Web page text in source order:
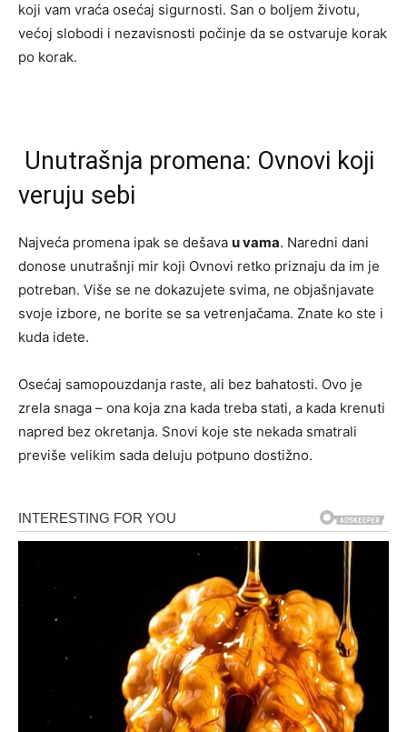
koji vam vraća osećaj sigurnosti. San o boljem životu,
većoj slobodi i nezavisnosti počinje da se ostvaruje korak
po korak.
Unutrašnja promena: Ovnovi koji
veruju sebi
Najveća promena ipak se dešava u vama. Naredni dani
donose unutrašnji mir koji Ovnovi retko priznaju da im je
potreban. Više se ne dokazujete svima, ne objašnjavate
svoje izbore, ne borite se sa vetrenjačama. Znate ko ste i
kuda idete.
Osećaj samopouzdanja raste, ali bez bahatosti. Ovo je
zrela snaga – ona koja zna kada treba stati, a kada krenuti
napred bez okretanja. Snovi koje ste nekada smatrali
previše velikim sada deluju potpuno dostižno.